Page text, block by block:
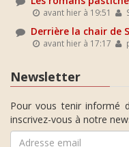
avant hier à 19:51
Derrière la chair de
avant hier à 17:17
Newsletter
Pour vous tenir informé
inscrivez-vous à notre